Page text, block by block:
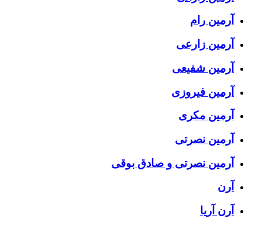
آرمین رام
آرمین زارعی
آرمین شفیعی
آرمین فیروزی
آرمین مکری
آرمین نصرتی
آرمین نصرتی و صادق بوقی
آرن
آرن آریا